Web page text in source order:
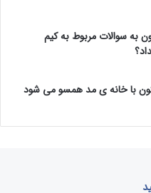
به سوالات مربوط به کیم
با خانه‌ ی مد همسو می شود